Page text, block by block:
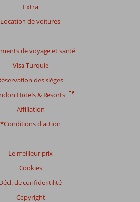
Extra
Location de voitures
de voyage et santé
Visa Turquie
des sièges
Hotels & Resorts
Affiliation
*Conditions d'action
Le meilleur prix
Cookies
Décl. de confidentilité
Copyright